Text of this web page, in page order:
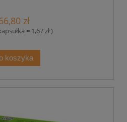
zł
= 1,67 zł )
koszyka